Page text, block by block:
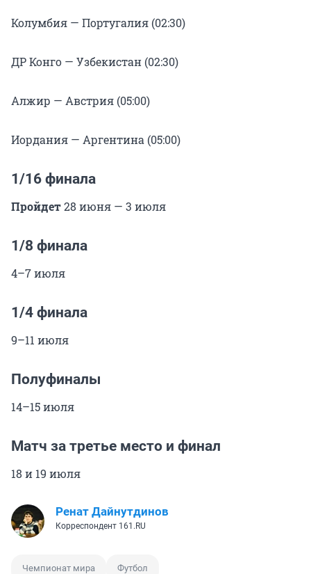
Колумбия — Португалия (02:30)
ДР Конго — Узбекистан (02:30)
Алжир — Австрия (05:00)
Иордания — Аргентина (05:00)
1/16 финала
Пройдет28 июня — 3 июля
1/8 финала
4–7 июля
1/4 финала
9–11 июля
Полуфиналы
14–15 июля
Матч за третье место и финал
18 и 19 июля
Ренат Дайнутдинов
Корреспондент 161.RU
Чемпионат мира Футбол